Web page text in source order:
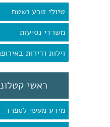
טיולי טבע ושטח
משרדי נסיעות
וילות ודירות
ראשי
מידע מעשי לספרד